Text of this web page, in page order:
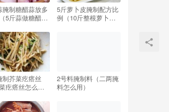
腌制糖醋蒜放多
5斤蒜做糖醋蒜,
5斤萝卜皮腌制配方比
例（10斤整根萝卜腌
制芥菜疙瘩丝
菜疙瘩丝怎么腌
2号料腌制料（二两腌
料怎么用）